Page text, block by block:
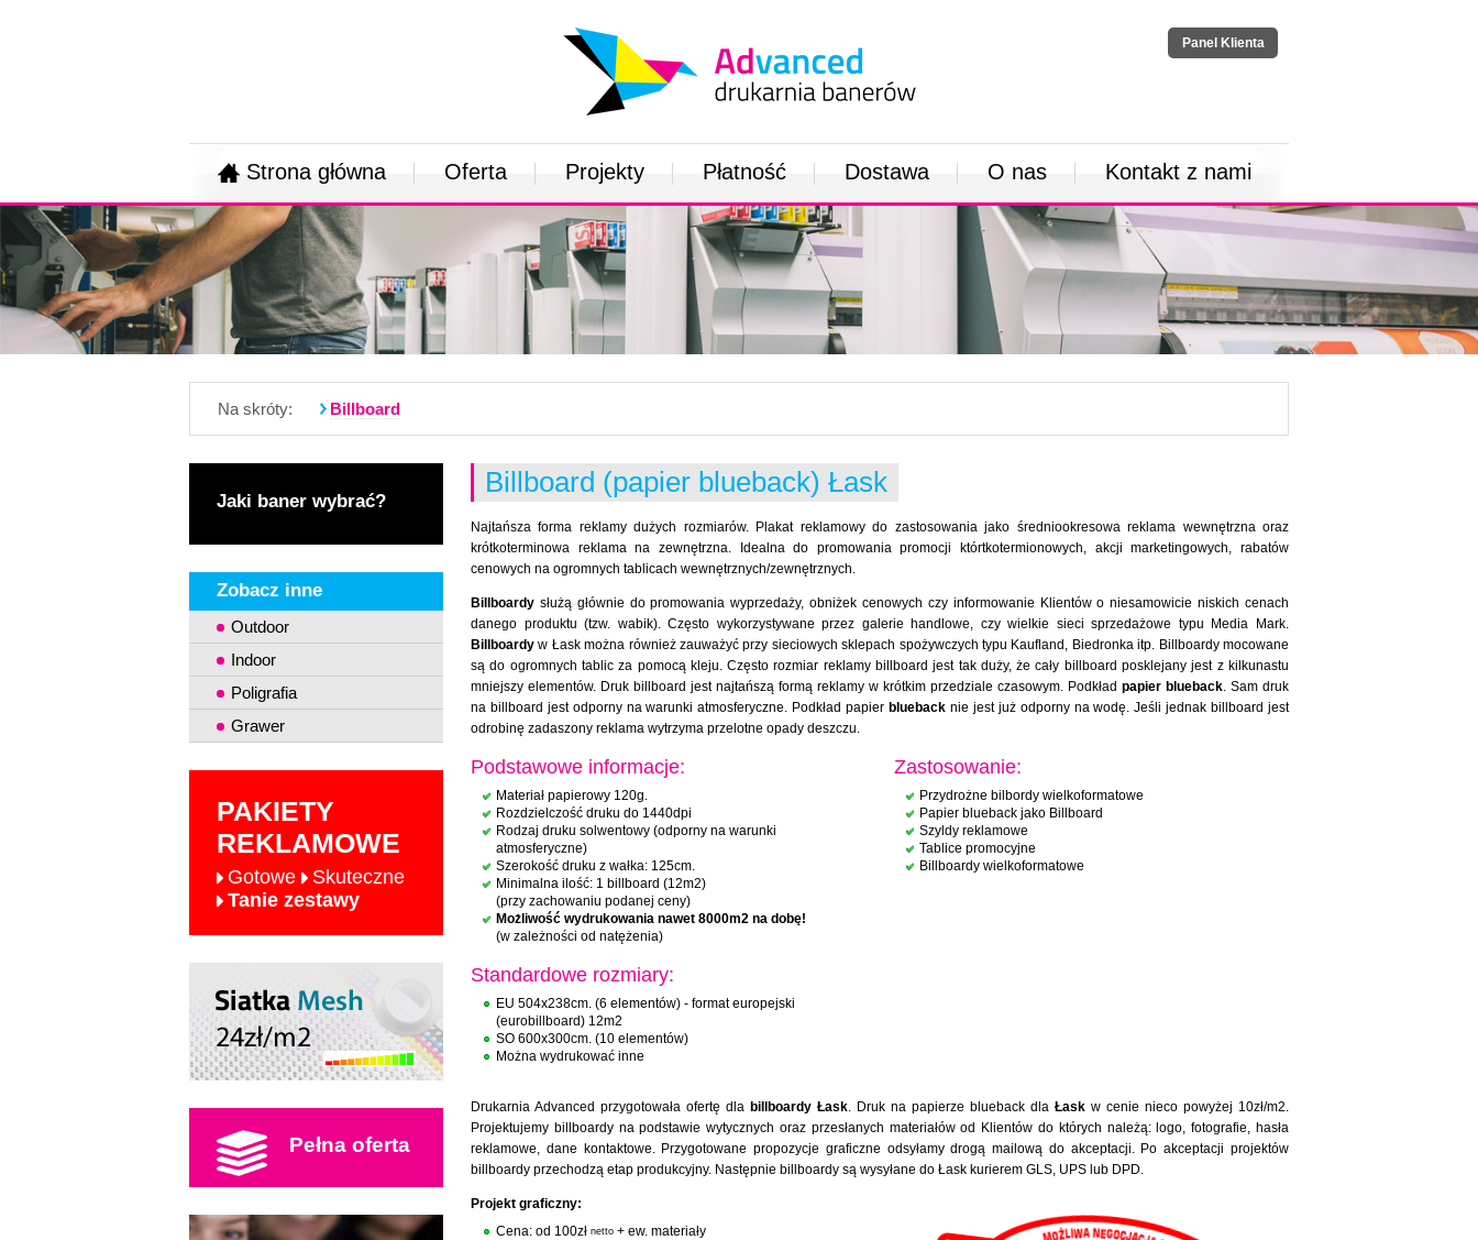
Panel Klienta
Strona główna Oferta Projekty Płatność Dostawa O nas Kontakt z nami
Na skróty: Billboard
Jaki baner wybrać?
Zobacz inne
Outdoor
Indoor
Poligrafia
Grawer
PAKIETY
REKLAMOWE
Gotowe
Skuteczne
Tanie zestawy
Pełna oferta
Billboard (papier blueback) Łask
Najtańsza forma reklamy dużych rozmiarów. Plakat reklamowy do zastosowania jako średniookresowa reklama wewnętrzna oraz
krótkoterminowa reklama na zewnętrzna. Idealna do promowania promocji którtkotermionowych, akcji marketingowych, rabatów
cenowych na ogromnych tablicach wewnętrznych/zewnętrznych.
Billboardy służą głównie do promowania wyprzedaży, obniżek cenowych czy informowanie Klientów o niesamowicie niskich cenach
danego produktu (tzw. wabik). Często wykorzystywane przez galerie handlowe, czy wielkie sieci sprzedażowe typu Media Mark.
Billboardy w Łask można również zauważyć przy sieciowych sklepach spożywczych typu Kaufland, Biedronka itp. Billboardy mocowane
są do ogromnych tablic za pomocą kleju. Często rozmiar reklamy billboard jest tak duży, że cały billboard posklejany jest z kilkunastu
mniejszy elementów. Druk billboard jest najtańszą formą reklamy w krótkim przedziale czasowym. Podkład papier blueback. Sam druk
na billboard jest odporny na warunki atmosferyczne. Podkład papier blueback nie jest już odporny na wodę. Jeśli jednak billboard jest
odrobinę zadaszony reklama wytrzyma przelotne opady deszczu.
Podstawowe informacje:
Materiał papierowy 120g.
Rozdzielczość druku do 1440dpi
Rodzaj druku solwentowy (odporny na warunki
atmosferyczne)
Szerokość druku z wałka: 125cm.
Minimalna ilość: 1 billboard (12m2)
(przy zachowaniu podanej ceny)
Możliwość wydrukowania nawet 8000m2 na dobę!
(w zależności od natężenia)
Standardowe rozmiary:
EU 504x238cm. (6 elementów) - format europejski
(eurobillboard) 12m2
SO 600x300cm. (10 elementów)
Można wydrukować inne
Zastosowanie:
Przydrożne bilbordy wielkoformatowe
Papier blueback jako Billboard
Szyldy reklamowe
Tablice promocyjne
Billboardy wielkoformatowe
Drukarnia Advanced przygotowała ofertę dla billboardy Łask. Druk na papierze blueback dla Łask w cenie nieco powyżej 10zł/m2.
Projektujemy billboardy na podstawie wytycznych oraz przesłanych materiałów od Klientów do których należą: logo, fotografie, hasła
reklamowe, dane kontaktowe. Przygotowane propozycje graficzne odsyłamy drogą mailową do akceptacji. Po akceptacji projektów
billboardy przechodzą etap produkcyjny. Następnie billboardy są wysyłane do Łask kurierem GLS, UPS lub DPD.
Projekt graficzny:
Cena: od 100zł netto + ew. materiały